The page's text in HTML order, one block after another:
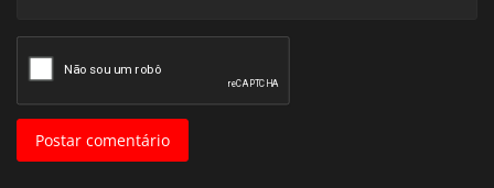
Postar comentário